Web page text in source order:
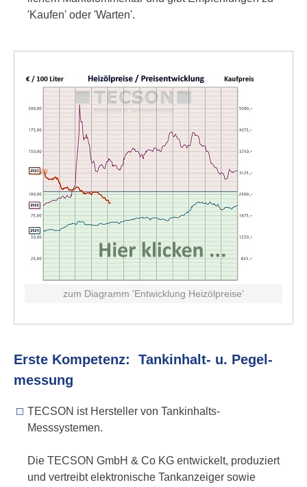
'Kaufen' oder 'Warten'.
zum Diagramm 'Entwick­lung Heiz­öl­preise'
Erste Kompetenz: Tank­in­halt- u. Pegel­
mes­sung
TECSON ist Hersteller von Tankinhalts-
Messsystemen.
Die TECSON GmbH & Co KG entwickelt, produziert
und vertreibt elektronische Tankanzeiger sowie